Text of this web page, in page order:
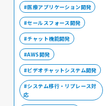
医療アプリケーション開発
セールスフォース開発
チャット機能開発
AWS開発
ビデオチャットシステム開発
システム移行・リプレース対
応